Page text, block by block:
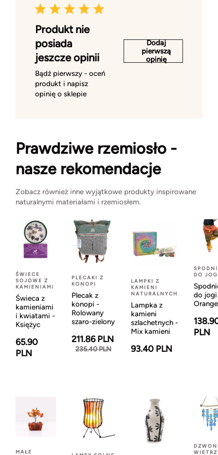
Produkt nie
posiada
jeszcze opinii
Bądź pierwszy - oceń
produkt i napisz
opinię o sklepie
Dodaj
pierwszą
opinię
Prawdziwe rzemiosło -
nasze rekomendacje
Zobacz również inne wyjątkowe produkty inspirowane
naturalnymi materiałami i rzemiosłem.
ŚWIECE
SOJOWE Z
KAMIENIAMI
Świeca z
kamieniami
i kwiatami -
Księżyc
65.90
PLN
PLECAKI Z
KONOPI
Plecak z
konopi -
Rolowany
szaro-zielony
211.86 PLN
235.40 PLN
LAMPKI Z
KAMIENI
NATURALNYCH
Lampka z
kamieni
szlachetnych -
Mix kamieni
93.40 PLN
DO
do
Orange
PLN
MAŁE